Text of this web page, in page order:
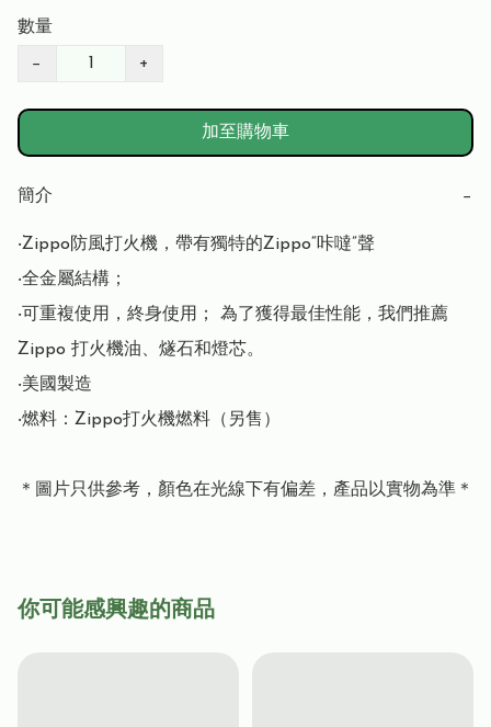
數量
− +
加至購物車
簡介 −
‧Zippo防風打火機，帶有獨特的Zippo“咔噠”聲
‧全金屬結構；
‧可重複使用，終身使用； 為了獲得最佳性能，我們推薦
Zippo 打火機油、燧石和燈芯。
‧美國製造
‧燃料：Zippo打火機燃料（另售）
你可能感興趣的商品